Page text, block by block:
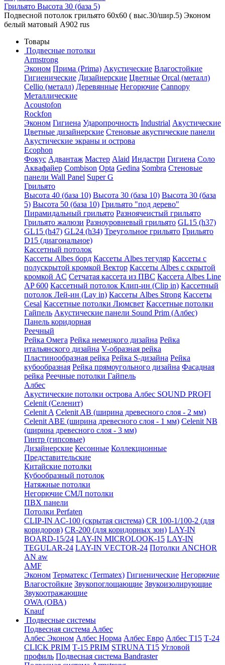
Грильято Высота 30 (база 5)
Подвесной потолок грильято 60х60 ( выс.30/шир.5) Эконом
белый матовый А902 rus
Товары
Подвесные потолки
Armstrong
Эконом Прима (Prima) Акустические Влагостойкие
Гигиенические Дизайнерские Цветные Orcal (металл)
Cellio (металл) Деревянные Негорючие Cannopy
Металлические
Acoustofon
Rockfon
Эконом Гигиена Ударопрочность Industrial Акустические
Цветные дизайнерские Стеновые акустические панели
Акустические экраны и острова
Ecophon
Фокус Адвантаж Мастер Alaid Индастри Гигиена Соло
Аквафайер Combison Opta Gedina Sombra Стеновые
панели Wall Panel Super G
Грильято
Высота 40 (база 10) Высота 30 (база 10) Высота 30 (база
5) Высота 50 (база 10) Грильято "под дерево"
Пирамидальный грильято Разноячеистый грильято
Грильято жалюзи Разноуровневый грильято GL15 (h37)
GL15 (h47) GL24 (h34) Треугольное грильято Грильято
D15 (диагональное)
Кассетный потолок
Кассеты Albes борд Кассеты Albes тегуляр Кассеты с
полускрытой кромкой Вектор Кассеты Albes с скрытой
кромкой AC Сетчатая кассета из ПВС Кассета Albes Line
AP 600 Кассетный потолок Клип-ин (Clip in) Кассетный
потолок Лей-ин (Lay in) Кассеты Albes Strong Кассеты
Cesal Кассетные потолки Люмсвет Кассетные потолки
Гайпель Акустические панели Sound Prim (Албес)
Панель коридорная
Реечный
Рейка Омега Рейка немецкого дизайна Рейка
итальянского дизайна V-образная рейка
Пластинообразная рейка Рейка S-дизайна Рейка
кубообразная Рейка прямоугольного дизайна Фасадная
рейка Реечные потолки Гайпель
Албес
Акустические потолки острова Албес SOUND PROFI
Celenit (Селенит)
Celenit A Celenit AB (ширина древесного слоя - 2 мм)
Celenit ABE (ширина древесного слоя - 1 мм) Celenit NB
(ширина древесного слоя - 3 мм)
Гинтр (гипсовые)
Дизайнерские Кесонные Коллекционные
Представительские
Китайские потолки
Кубообразный потолок
Натяжные потолки
Негорючие СМЛ потолки
ПВХ панели
Потолки Perfaten
CLIP-IN AC-100 (скрытая система) CR 100-1/100-2 (для
коридоров) CR-200 (для коридорных зон) LAY-IN
BOARD-15/24 LAY-IN MICROLOOK-15 LAY-IN
TEGULAR-24 LAY-IN VECTOR-24 Потолки ANCHOR
AN aw
AMF
Эконом Терматекс (Termatex) Гигиенические Негорючие
Влагостойкие Звукопоглощающие Звукоизолирующие
Звукоотражающие
OWA (ОВА)
Knauf
Подвесные системы
Подвесная система Албес
Албес Эконом Албес Норма Албес Евро Албес T15 Т-24
CLICK PRIM Т-15 PRIM STRUNA Т15 Угловой
профиль Подвесная система Bandraster